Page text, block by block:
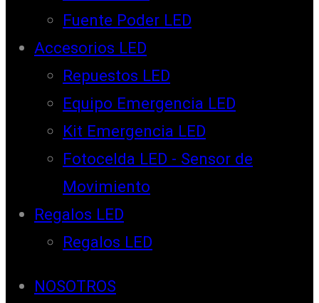
Fuente Poder LED
Accesorios LED
Repuestos LED
Equipo Emergencia LED
Kit Emergencia LED
Fotocelda LED - Sensor de
Movimiento
Regalos LED
Regalos LED
NOSOTROS